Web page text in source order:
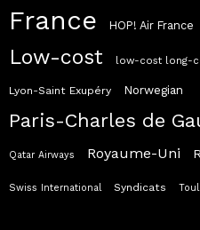
France HOP! Air France
Low-cost low-cost long-
Lyon-Saint Exupéry Norwegian
Paris-Charles de
Qatar Airways Royaume-Uni
Swiss International Syndicats